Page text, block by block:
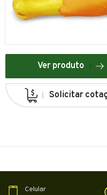
Ver produto
Solicitar
Celular